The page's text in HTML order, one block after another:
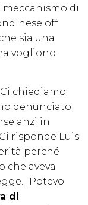
di
off
sia una
vogliono
chiediamo
denunciato
anzi in
risponde Luis
perché
che aveva
Potevo
di